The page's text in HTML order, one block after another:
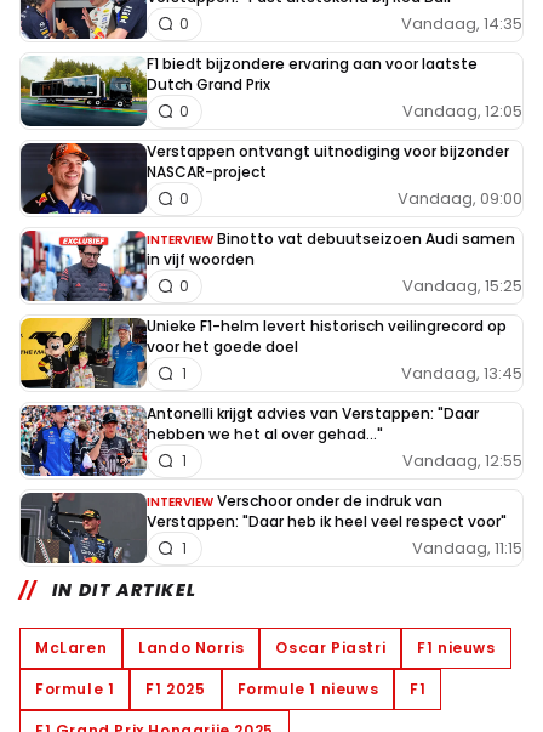
Vandaag, 14:35
0
F1 biedt bijzondere ervaring aan voor laatste
Dutch Grand Prix
Vandaag, 12:05
0
Verstappen ontvangt uitnodiging voor bijzonder
NASCAR-project
Vandaag, 09:00
0
INTERVIEW Binotto vat debuutseizoen Audi samen
in vijf woorden
Vandaag, 15:25
0
Unieke F1-helm levert historisch veilingrecord op
voor het goede doel
Vandaag, 13:45
1
Antonelli krijgt advies van Verstappen: "Daar
hebben we het al over gehad..."
Vandaag, 12:55
1
INTERVIEW Verschoor onder de indruk van
Verstappen: "Daar heb ik heel veel respect voor"
Vandaag, 11:15
1
IN DIT ARTIKEL
McLaren Lando Norris Oscar Piastri
F1 nieuws
Formule 1
F1 2025 Formule 1 nieuws
F1